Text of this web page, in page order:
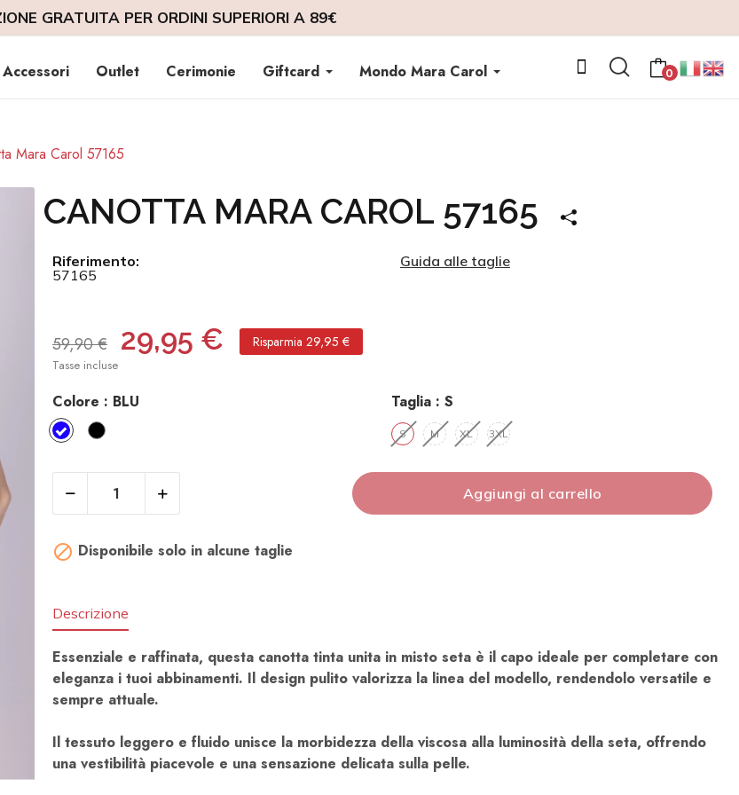
GRATUITA PER ORDINI SUPERIORI A 89€
Accessori Outlet Cerimonie Giftcard Mondo Mara Carol 0
Mara Carol 57165
CANOTTA MARA CAROL 57165
Riferimento:
57165
Guida alle taglie
59,90 € 29,95 € Risparmia 29,95 €
Tasse incluse
Colore : BLU​
BLU​ NERO
Taglia : S​
S​ M​ XL​ 3XL​
Aggiungi al carrello
 Disponibile solo in alcune taglie
Descrizione
Essenziale e raffinata, questa canotta tinta unita in misto seta è il capo ideale per completare con
eleganza i tuoi abbinamenti. Il design pulito valorizza la linea del modello, rendendolo versatile e
sempre attuale.
Il tessuto leggero e fluido unisce la morbidezza della viscosa alla luminosità della seta, offrendo
una vestibilità piacevole e una sensazione delicata sulla pelle.